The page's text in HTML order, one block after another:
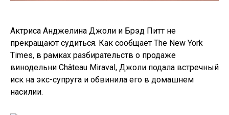
Актриса Анджелина Джоли и Брэд Питт не
прекращают судиться. Как сообщает The New York
Times, в рамках разбирательств о продаже
винодельни Château Miraval, Джоли подала встречный
иск на экс-супруга и обвинила его в домашнем
насилии.